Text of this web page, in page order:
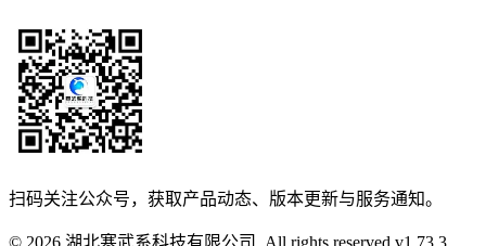
扫码关注公众号，获取产品动态、版本更新与服务通知。
© 2026 湖北寒武系科技有限公司. All rights reserved. v1.73.3